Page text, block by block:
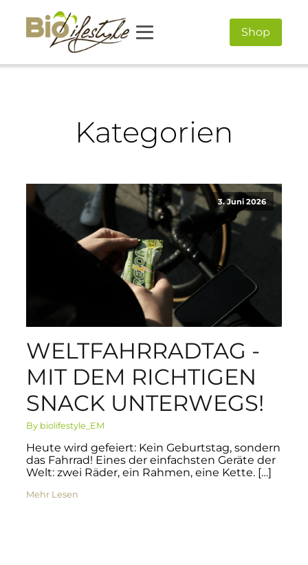
Shop
Kategorien
3. Juni 2026
WELTFAHRRADTAG -
MIT DEM RICHTIGEN
SNACK UNTERWEGS!
By biolifestyle_EM
Heute wird gefeiert: Kein Geburtstag, sondern
das Fahrrad! Eines der einfachsten Geräte der
Welt: zwei Räder, ein Rahmen, eine Kette. […]
Mehr Lesen